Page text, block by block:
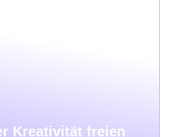
Kreativität freien